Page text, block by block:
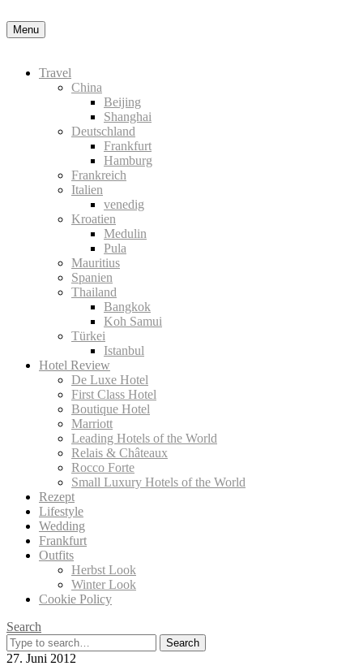
Menu
Travel
China
Beijing
Shanghai
Deutschland
Frankfurt
Hamburg
Frankreich
Italien
venedig
Kroatien
Medulin
Pula
Mauritius
Spanien
Thailand
Bangkok
Koh Samui
Türkei
Istanbul
Hotel Review
De Luxe Hotel
First Class Hotel
Boutique Hotel
Marriott
Leading Hotels of the World
Relais & Châteaux
Rocco Forte
Small Luxury Hotels of the World
Rezept
Lifestyle
Wedding
Frankfurt
Outfits
Herbst Look
Winter Look
Cookie Policy
Search
Search
for:
27. Juni 2012